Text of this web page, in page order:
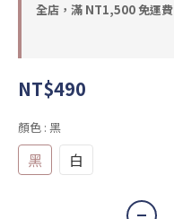
全店，滿 NT1,500 免運費
NT$490
顏色 : 黑
黑 白